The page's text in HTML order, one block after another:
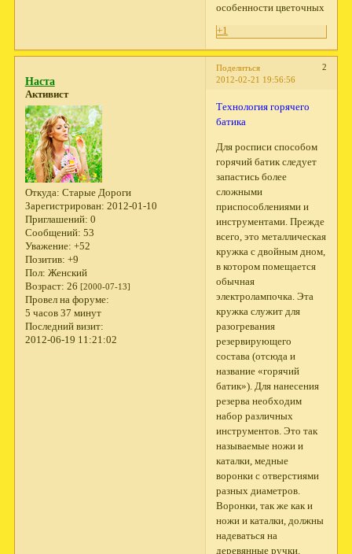
особенности цветочных
+1
Поделиться
2
2012-02-21 19:56:56
Наста
Активист
Откуда: Старые Дороги
Зарегистрирован: 2012-01-10
Приглашений: 0
Сообщений: 53
Уважение: +52
Позитив: +9
Пол: Женский
Возраст: 26 [2000-07-13]
Провел на форуме:
5 часов 37 минут
Последний визит:
2012-06-19 11:21:02
Технология горячего
батика
Для росписи способом
горячий батик следует
запастись более
сложными
приспособлениями и
инструментами. Прежде
всего, это металлическая
кружка с двойным дном,
в котором помещается
обычная
электролампочка. Эта
кружка служит для
разогревания
резервирующего
состава (отсюда и
название «горячий
батик»). Для нанесения
резерва необходим
набор различных
инструментов. Это так
называемые ножи и
каталки, медные
воронки с отверстиями
разных диаметров.
Воронки, так же как и
ножи и каталки, должны
надеваться на
деревянные ручки.